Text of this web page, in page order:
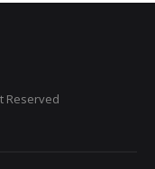
Reserved